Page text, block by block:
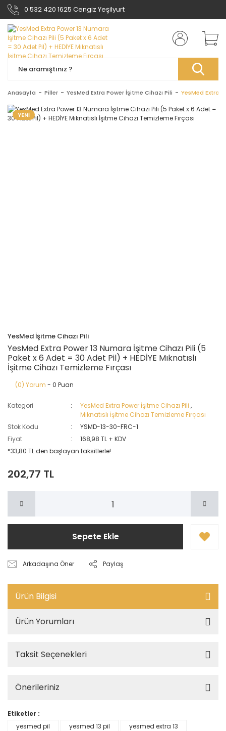
0 532 420 1625 Cengiz Yeşilyurt
Anasayfa Piller YesMed Extra Power İşitme Cihazı Pili YesMed Extra
YENİ
YesMed İşitme Cihazı Pili
YesMed Extra Power 13 Numara İşitme Cihazı Pili (5
Paket x 6 Adet = 30 Adet Pil) + HEDİYE Mıknatıslı
İşitme Cihazı Temizleme Fırçası
(0) Yorum - 0 Puan
Kategori YesMed Extra Power İşitme Cihazı Pili ,
Mıknatıslı İşitme Cihazı Temizleme Fırçası
Stok Kodu
YSMD-13-30-FRC-1
Fiyat
168,98 TL + KDV
*33,80 TL den başlayan taksitlerle!
202,77 TL
Sepete Ekle
Arkadaşına Öner Paylaş
Ürün Bilgisi
Ürün Yorumları
Taksit Seçenekleri
Önerileriniz
Etiketler :
yesmed pil
yesmed 13 pil
yesmed extra 13